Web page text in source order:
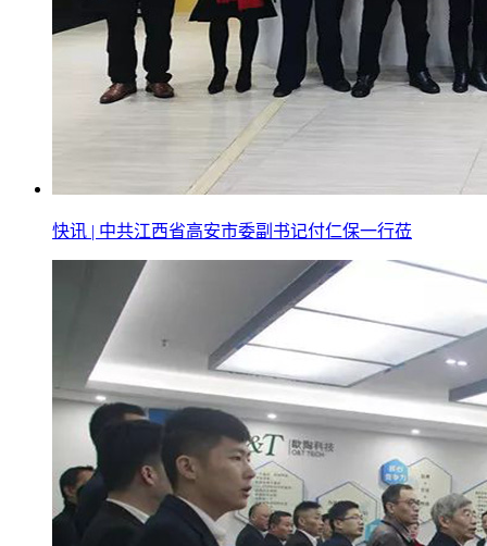
快讯 | 中共江西省高安市委副书记付仁保一行莅